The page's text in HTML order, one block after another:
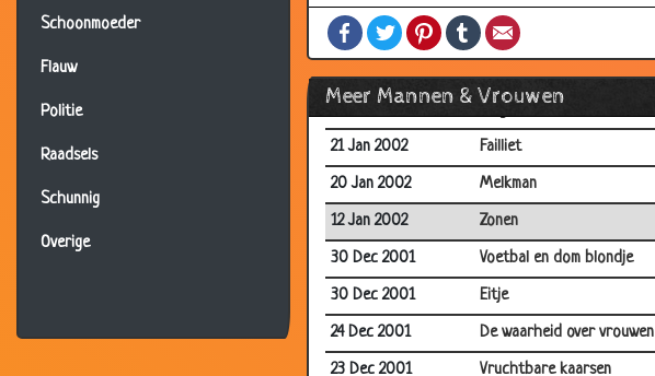
Schoonmoeder
Flauw
Politie
Raadsels
Schunnig
Overige
FacebookTwitterPinterestTumblr
Meer Mannen & Vrouwen
06 Feb 2002
Vrouwen
04 Feb 2002
12/5 jaar
21 Jan 2002
Failliet
20 Jan 2002
Melkman
12 Jan 2002
Zonen
30 Dec 2001
Voetbal en dom blondje
30 Dec 2001
Eitje
24 Dec 2001
De waarheid over vrouwen
23 Dec 2001
Vruchtbare kaarsen